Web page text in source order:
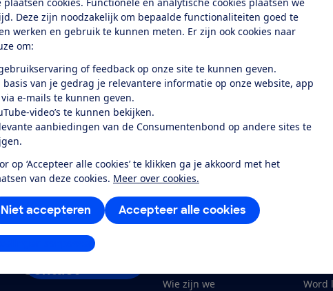
Deze zijn noodzakelijk om bepaalde functionaliteiten goed te
werken en gebruik te kunnen meten. Er zijn ook cookies naar
om:
of feedback op onze site te kunnen geven.
basis van je gedrag je relevantere informatie op onze website, app
e-mails te kunnen geven.
video’s te kunnen bekijken.
aanbiedingen van de Consumentenbond op andere sites te
op ‘Accepteer alle cookies’ te klikken ga je akkoord met het
van deze cookies. Meer over cookies.
Accepteer alle cookies
Niet accepteren
aanpassen
Lagere risico-opslag, welke voorwaarden
je bank?
Je kunt veel besparen op je hypotheekrente als de
verlaagd wordt. Wat zijn de voorwaarden bij je
hypotheekaanbieder?
Service &
Contact
Wie zijn we
Word